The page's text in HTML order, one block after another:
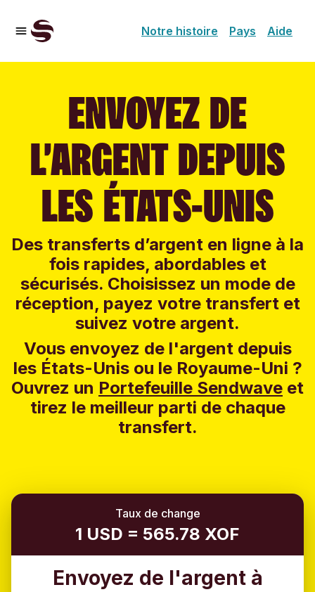
Notre histoire Pays Aide
ENVOYEZ DE
L’ARGENT DEPUIS
LES ÉTATS-UNIS
Des transferts d’argent en ligne à la
fois rapides, abordables et
sécurisés. Choisissez un mode de
réception, payez votre transfert et
suivez votre argent.
Vous envoyez de l'argent depuis
les États-Unis ou le Royaume-Uni ?
Ouvrez un Portefeuille Sendwave et
tirez le meilleur parti de chaque
transfert.
Taux de change
1 USD = 565.78 XOF
Envoyez de l'argent à